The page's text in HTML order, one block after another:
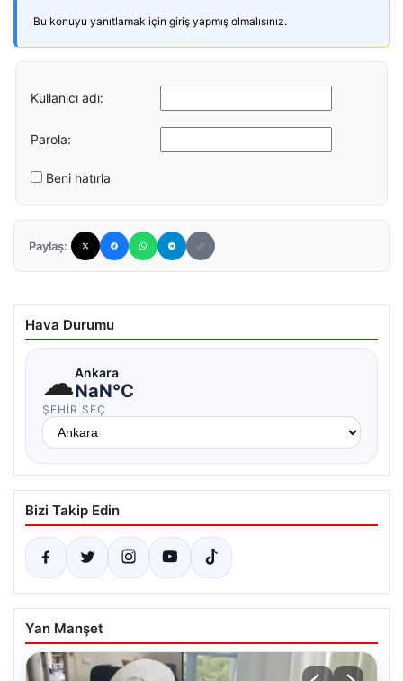
Bu konuyu yanıtlamak için giriş yapmış olmalısınız.
Kullanıcı adı:
Parola:
Beni hatırla
Paylaş:
Hava Durumu
☁Ankara
NaN°C
ŞEHIR SEÇ
Bizi Takip Edin
Yan Manşet